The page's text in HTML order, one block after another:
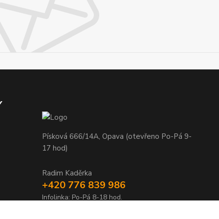
Písková 666/14A, Opava (otevřeno Po-Pá 9-
17 hod)
Radim Kaděrka
+420 776 839 986
Infolinka: Po-Pá 8-18 hod.